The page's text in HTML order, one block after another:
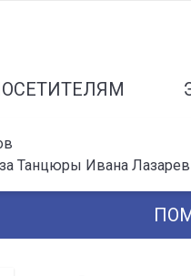
Танцюры Ивана